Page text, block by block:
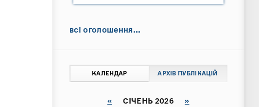
всі оголошення...
КАЛЕНДАР АРХІВ ПУБЛІКАЦІЙ
« СІЧЕНЬ 2026 »